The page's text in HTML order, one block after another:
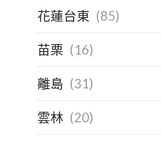
花蓮台東 (85)
苗栗 (16)
離島 (31)
雲林 (20)